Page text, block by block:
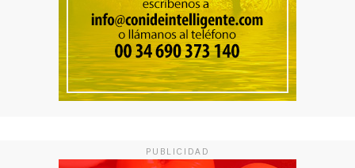
PUBLICIDAD